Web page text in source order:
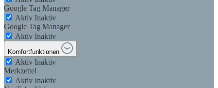
Google Tag Manager
Aktiv Inaktiv
Google Tag Manager
Aktiv Inaktiv
Komfortfunktionen
Aktiv Inaktiv
Merkzettel
Aktiv Inaktiv